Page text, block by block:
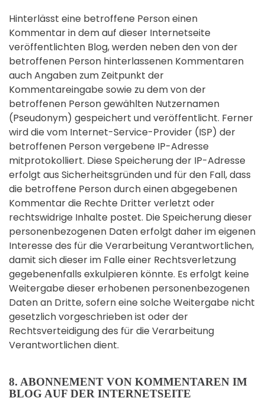
Hinterlässt eine betroffene Person einen
Kommentar in dem auf dieser Internetseite
veröffentlichten Blog, werden neben den von der
betroffenen Person hinterlassenen Kommentaren
auch Angaben zum Zeitpunkt der
Kommentareingabe sowie zu dem von der
betroffenen Person gewählten Nutzernamen
(Pseudonym) gespeichert und veröffentlicht. Ferner
wird die vom Internet-Service-Provider (ISP) der
betroffenen Person vergebene IP-Adresse
mitprotokolliert. Diese Speicherung der IP-Adresse
erfolgt aus Sicherheitsgründen und für den Fall, dass
die betroffene Person durch einen abgegebenen
Kommentar die Rechte Dritter verletzt oder
rechtswidrige Inhalte postet. Die Speicherung dieser
personenbezogenen Daten erfolgt daher im eigenen
Interesse des für die Verarbeitung Verantwortlichen,
damit sich dieser im Falle einer Rechtsverletzung
gegebenenfalls exkulpieren könnte. Es erfolgt keine
Weitergabe dieser erhobenen personenbezogenen
Daten an Dritte, sofern eine solche Weitergabe nicht
gesetzlich vorgeschrieben ist oder der
Rechtsverteidigung des für die Verarbeitung
Verantwortlichen dient.
8. ABONNEMENT VON KOMMENTAREN IM
BLOG AUF DER INTERNETSEITE